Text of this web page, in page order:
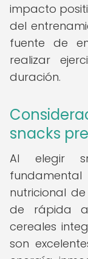
impacto
del
fuente de
realizar
duración.
snacks
Al elegir
nutricional
de rápida
cereales
son